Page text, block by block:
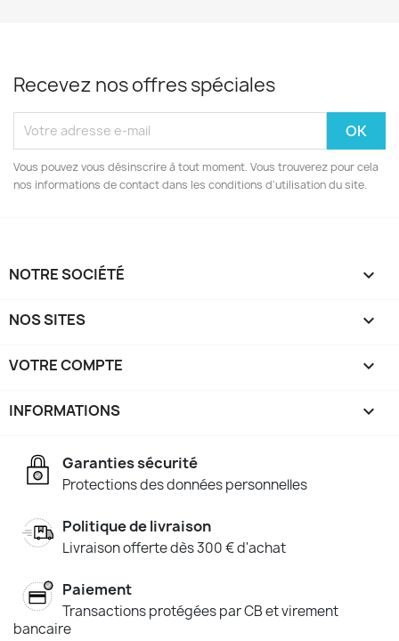
Recevez nos offres spéciales
Vous pouvez vous désinscrire à tout moment. Vous trouverez pour cela
nos informations de contact dans les conditions d'utilisation du site.
NOTRE SOCIÉTÉ 
NOS SITES 
VOTRE COMPTE 
INFORMATIONS keyboard_arrow_down
Garanties sécurité
Protections des données personnelles
Politique de livraison
Livraison offerte dès 300 € d'achat
Paiement
Transactions protégées par CB et virement
bancaire